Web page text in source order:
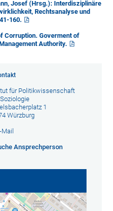
Josef (Hrsg.): Interdisziplinäre
Rechtsanalyse und
160.
Corruption. Goverment of
Authority.
für Politikwissenschaft
1
Würzburg
Mail
Ansprechperson